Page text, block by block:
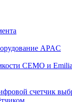
APAC
CEMO и
счетчик